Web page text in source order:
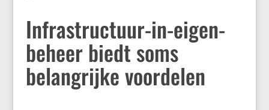
Infrastructuur-in-eigen-
beheer biedt soms
belangrijke voordelen